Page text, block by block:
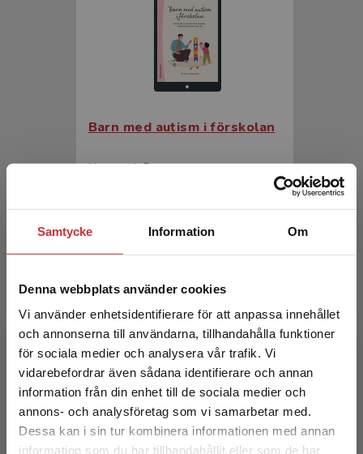
Samtycke Information Om
Denna webbplats använder cookies
Vi använder enhetsidentifierare för att anpassa innehållet
och annonserna till användarna, tillhandahålla funktioner
för sociala medier och analysera vår trafik. Vi
vidarebefordrar även sådana identifierare och annan
information från din enhet till de sociala medier och
annons- och analysföretag som vi samarbetar med.
Dessa kan i sin tur kombinera informationen med annan
information som du har tillhandahållit eller som de har
Begränsad fraktregion
Barn med autism i förskolan
Linnsand, Petra
Exkl. moms: 189 kr
Barn med autism i förskolan
Linnsand, Petra